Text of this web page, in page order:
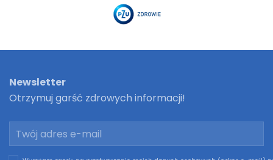
Newsletter
Otrzymuj garść zdrowych informacji!